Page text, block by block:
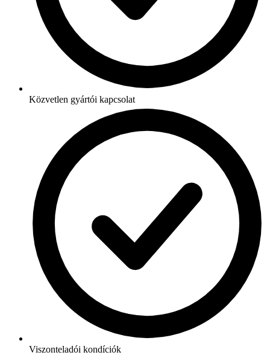
Közvetlen gyártói kapcsolat
Viszonteladói kondíciók